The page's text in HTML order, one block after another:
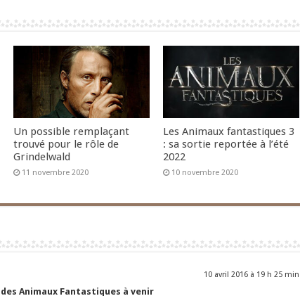
Un possible remplaçant
trouvé pour le rôle de
Grindelwald
11 novembre 2020
Les Animaux fantastiques 3
: sa sortie reportée à l’été
2022
10 novembre 2020
10 avril 2016 à 19 h 25 min
Animaux Fantastiques à venir